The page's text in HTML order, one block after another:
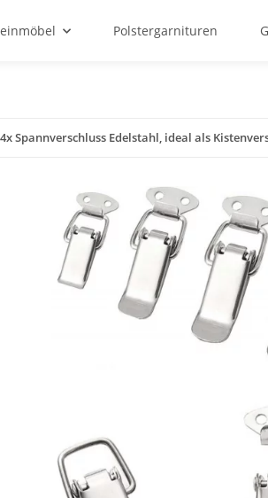
Polstergarnituren
Spannverschluss Edelstahl, ideal als